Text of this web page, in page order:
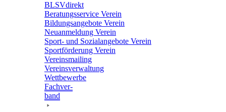
BLSVdi­rekt
Bera­tungs­ser­vice Verein
Bildungs­an­ge­bote Verein
Neuan­mel­dung Verein
Sport- und Sozi­al­an­ge­bote Verein
Sport­för­de­rung Verein
Vereins­mai­ling
Vereins­ver­wal­tung
Wett­be­werbe
Fach­ver­
band